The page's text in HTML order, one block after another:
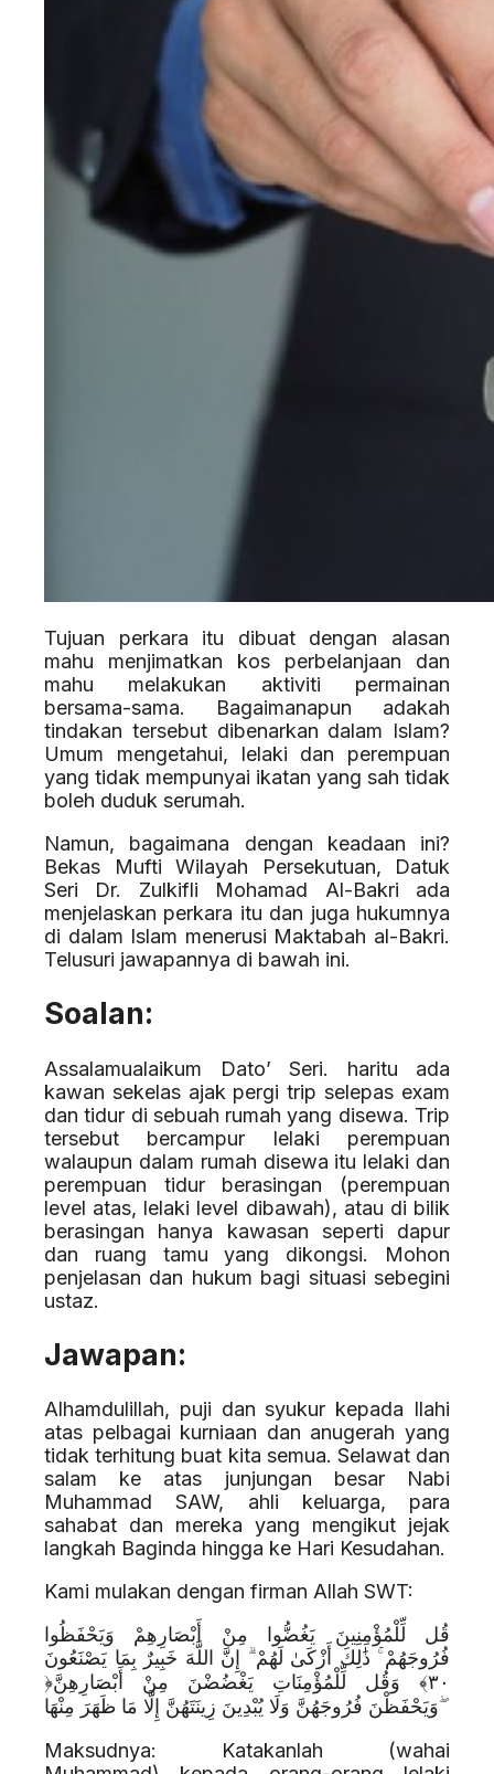
Tujuan perkara itu dibuat dengan alasan
mahu menjimatkan kos perbelanjaan dan
mahu melakukan aktiviti permainan
bersama-sama. Bagaimanapun adakah
tindakan tersebut dibenarkan dalam Islam?
Umum mengetahui, lelaki dan perempuan
yang tidak mempunyai ikatan yang sah tidak
boleh duduk serumah.
Namun, bagaimana dengan keadaan ini?
Bekas Mufti Wilayah Persekutuan, Datuk
Seri Dr. Zulkifli Mohamad Al-Bakri ada
menjelaskan perkara itu dan juga hukumnya
di dalam Islam menerusi Maktabah al-Bakri.
Telusuri jawapannya di bawah ini.
Soalan:
Assalamualaikum Dato’ Seri. haritu ada
kawan sekelas ajak pergi trip selepas exam
dan tidur di sebuah rumah yang disewa. Trip
tersebut bercampur lelaki perempuan
walaupun dalam rumah disewa itu lelaki dan
perempuan tidur berasingan (perempuan
level atas, lelaki level dibawah), atau di bilik
berasingan hanya kawasan seperti dapur
dan ruang tamu yang dikongsi. Mohon
penjelasan dan hukum bagi situasi sebegini
ustaz.
Jawapan:
Alhamdulillah, puji dan syukur kepada Ilahi
atas pelbagai kurniaan dan anugerah yang
tidak terhitung buat kita semua. Selawat dan
salam ke atas junjungan besar Nabi
Muhammad SAW, ahli keluarga, para
sahabat dan mereka yang mengikut jejak
langkah Baginda hingga ke Hari Kesudahan.
Kami mulakan dengan firman Allah SWT:
قُل لِّلْمُؤْمِنِينَ يَغُضُّوا مِنْ أَبْصَارِهِمْ وَيَحْفَظُوا
فُرُوجَهُمْ ۚ ذَٰلِكَ أَزْكَىٰ لَهُمْ ۗ إِنَّ اللَّهَ خَبِيرٌ بِمَا يَصْنَعُونَ
‎﴿٣٠﴾ وَقُل لِّلْمُؤْمِنَاتِ يَغْضُضْنَ مِنْ أَبْصَارِهِنَّ
وَيَحْفَظْنَ فُرُوجَهُنَّ وَلَا يُبْدِينَ زِينَتَهُنَّ إِلَّا مَا ظَهَرَ مِنْهَا ۖ
Maksudnya: Katakanlah (wahai